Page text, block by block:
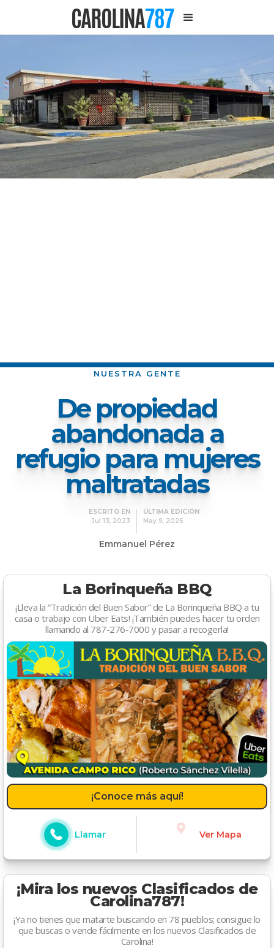
CAROLINA787
NUESTRA GENTE
De propiedad
abandonada a
refugio para mujeres
maltratadas
ESCRITO EN
Jul 13, 2023
ÚLTIMA EDICIÓN
May 9, 2026
Emmanuel Pérez
La Borinqueña BBQ
¡Lleva la “Tradición del Buen Sabor” de La Borinqueña BBQ a tu
casa o trabajo con Uber Eats! ¡También puedes hacer tu orden
llamando al 787-276-7000 y pasar a recogerla!
¡Conoce más aquí!
Llamar Ver Mapa
¡Mira los nuevos Clasificados de
Carolina787!
¡Ya no tienes que matarte buscando en 78 pueblos; consigue lo
que buscas o vende fácilmente en los nuevos Clasificados de
Carolina!